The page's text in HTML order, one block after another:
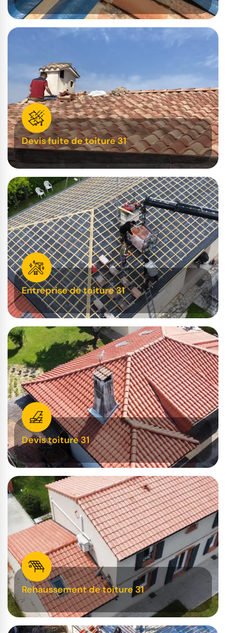
Devis fuite de toiture 31
Entreprise de toiture 31
Devis toiture 31
Rehaussement de toiture 31